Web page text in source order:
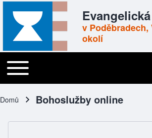
v Poděbradech,
okolí
Main navigation
Toggle main menu
Drobečková navigace
Domů Bohoslužby online